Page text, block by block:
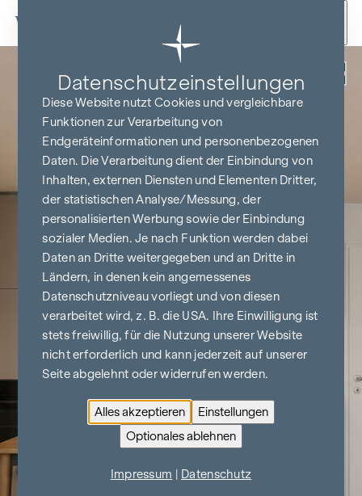
Zum Inhalt springen
Datenschutz­einstellungen
Diese Website nutzt Cookies und vergleichbare
Funktionen zur Verarbeitung von
Endgeräteinformationen und personenbezogenen
Daten. Die Verarbeitung dient der Einbindung von
Inhalten, externen Diensten und Elementen Dritter,
der statistischen Analyse/Messung, der
personalisierten Werbung sowie der Einbindung
sozialer Medien. Je nach Funktion werden dabei
Daten an Dritte weitergegeben und an Dritte in
Ländern, in denen kein angemessenes
Datenschutzniveau vorliegt und von diesen
verarbeitet wird, z. B. die USA. Ihre Einwilligung ist
stets freiwillig, für die Nutzung unserer Website
nicht erforderlich und kann jederzeit auf unserer
Seite abgelehnt oder widerrufen werden.
Alles akzeptieren
Einstellungen
Optionales ablehnen
Impressum Datenschutz